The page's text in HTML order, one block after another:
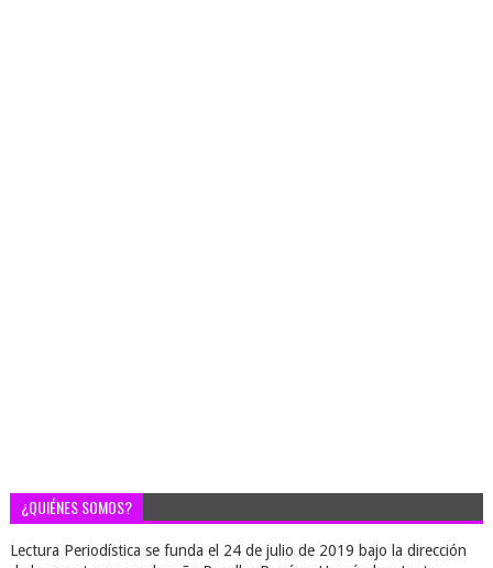
¿QUIÉNES SOMOS?
Lectura Periodística se funda el 24 de julio de 2019 bajo la dirección